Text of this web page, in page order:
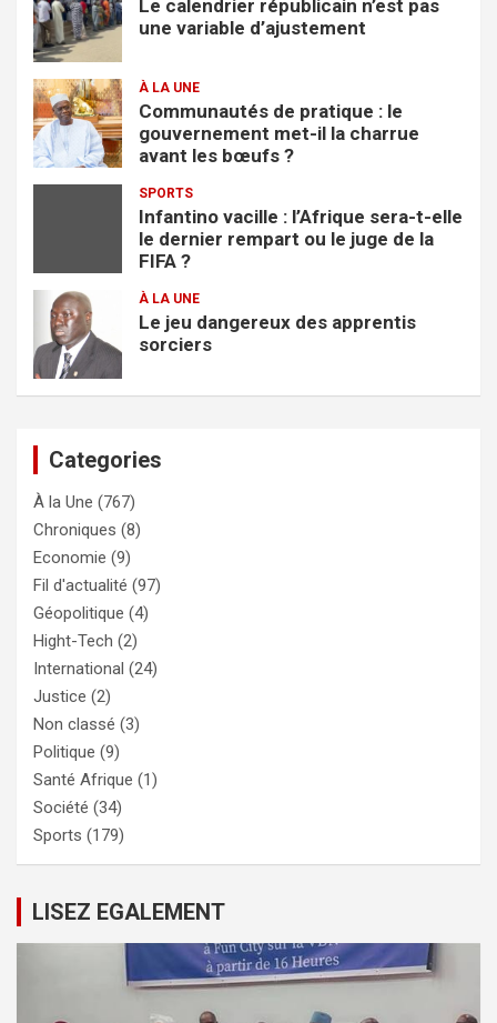
Le calendrier républicain n’est pas
une variable d’ajustement
À LA UNE
Communautés de pratique : le
gouvernement met-il la charrue
avant les bœufs ?
SPORTS
Infantino vacille : l’Afrique sera-t-elle
le dernier rempart ou le juge de la
FIFA ?
À LA UNE
Le jeu dangereux des apprentis
sorciers
Categories
À la Une (767)
Chroniques (8)
Economie (9)
Fil d'actualité (97)
Géopolitique (4)
Hight-Tech (2)
International (24)
Justice (2)
Non classé (3)
Politique (9)
Santé Afrique (1)
Société (34)
Sports (179)
LISEZ EGALEMENT